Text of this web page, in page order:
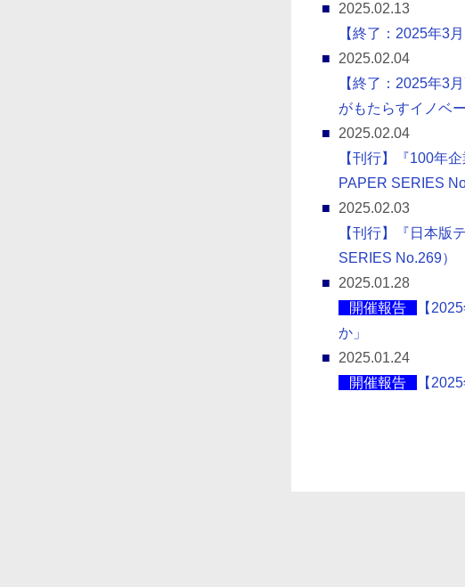
2025.02.13
【終了：2025年3
2025.02.04
【終了：2025年3
がもたらすイノベ
2025.02.04
【刊行】『100年
PAPER SERIES
2025.02.03
【刊行】『日本
SERIES No.269）
2025.01.28
開催報告
【
か」
2025.01.24
開催報告
【